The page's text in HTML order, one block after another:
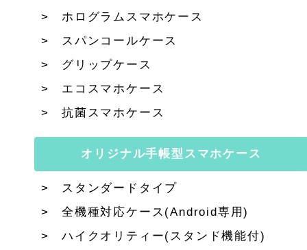
ホログラムスマホケース
スパンコールケース
グリップケース
エコスマホケース
抗菌スマホケース
オリジナル手帳型スマホケース
スタンダードタイプ
全機種対応ケース(Android専用)
ハイクオリティー(スタンド機能付)